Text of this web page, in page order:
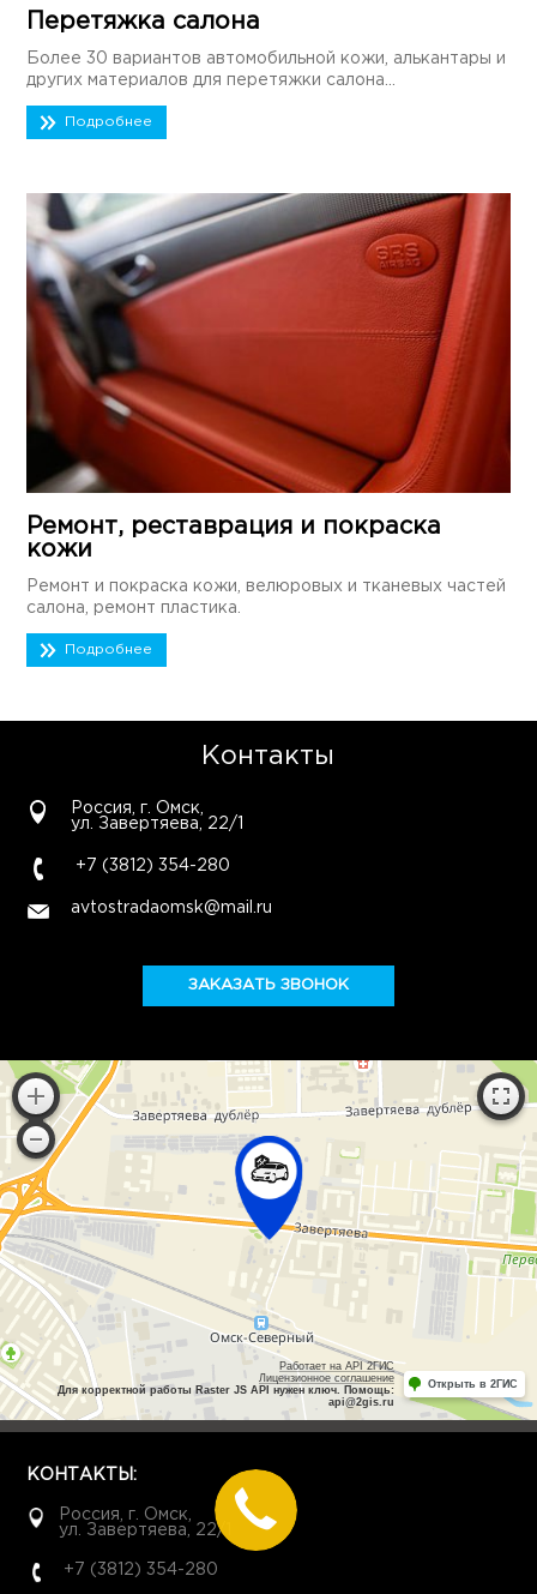
Перетяжка салона
Более 30 вариантов автомобильной кожи, алькантары и
других материалов для перетяжки салона...
Подробнее
Ремонт, реставрация и покраска
кожи
Ремонт и покраска кожи, велюровых и тканевых частей
салона, ремонт пластика.
Подробнее
Контакты
Россия, г. Омск,
ул. Завертяева, 22/1
+7 (3812) 354-280
avtostradaomsk@mail.ru
ЗАКАЗАТЬ ЗВОНОК
Работает на API 2ГИС
Лицензионное соглашение
Для корректной работы Raster JS API нужен ключ. Помощь:
api@2gis.ru
Открыть в 2ГИС
КОНТАКТЫ:
Россия, г. Омск,
ул. Завертяева, 22/1
+7 (3812) 354-280